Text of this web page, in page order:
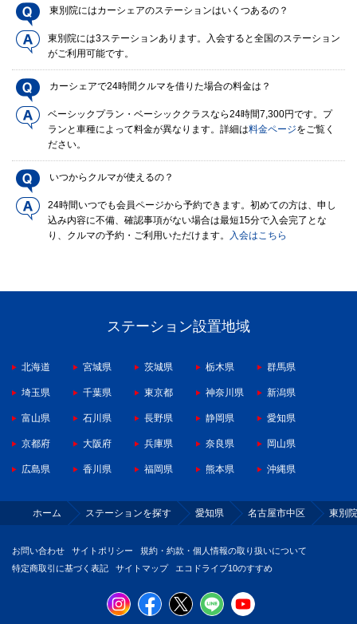
東別院にはカーシェアのステーションはいくつあるの？
東別院には3ステーションあります。入会すると全国のステーション
がご利用可能です。
カーシェアで24時間クルマを借りた場合の料金は？
ベーシックプラン・ベーシッククラスなら24時間7,300円です。プ
ランと車種によって料金が異なります。詳細は料金ページをご覧く
ださい。
いつからクルマが使えるの？
24時間いつでも会員ページから予約できます。初めての方は、申し
込み内容に不備、確認事項がない場合は最短15分で入会完了とな
り、クルマの予約・ご利用いただけます。
入会はこちら
ステーション設置地域
北海道 宮城県 茨城県 栃木県 群馬県
埼玉県 千葉県 東京都 神奈川県 新潟県
富山県 石川県 長野県 静岡県 愛知県
京都府 大阪府 兵庫県 奈良県 岡山県
広島県 香川県 福岡県 熊本県 沖縄県
ホーム ステーションを探す 愛知県 名古屋市中区 東別院
お問い合わせ サイトポリシー
規約・約款・個人情報の取り扱いについて
特定商取引に基づく表記
サイトマップ エコドライブ10のすすめ